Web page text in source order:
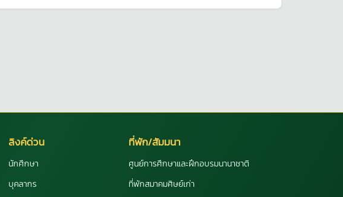
ลิงค์ด่วน
นักศึกษา
บุคลากร
ที่พัก/สัมมนา
ศูนย์การศึกษาและฝึกอบรมนานาชาติ
ที่พักสมาคมศิษย์เก่า